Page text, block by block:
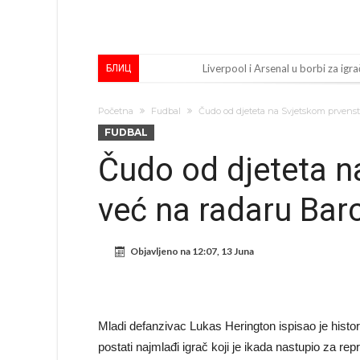
БЛИЦ Liverpool i Arsenal u borbi za
Ko je uvjerio Rodrija da izabere
Ulazim na stadion da raznesem
Manchester City pronašao
Početna Fudbal Čudo od djeteta na Svjetskom
FUDBAL
Čudo od djeteta
već na radaru
Objavljeno na 12:07, 13 Juna
Mladi defanzivac Lukas Herington ispisao je
postati najmlađi igrač koji je ikada nastupio za